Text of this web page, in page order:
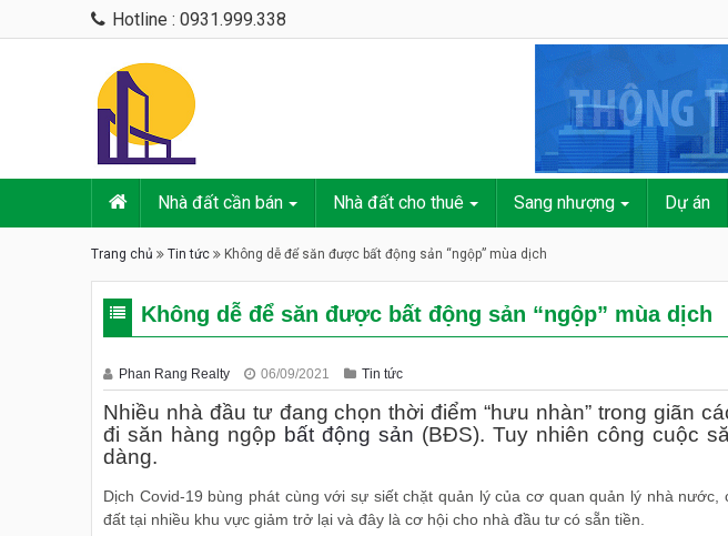
Hotline : 0931.999.338
Nhà đất cần bán Nhà đất cho thuê Sang nhượng Dự án
Trang chủ Tin tức Không dễ để săn được bất động sản “ngộp” mùa dịch
Không dễ để săn được bất động sản “ngộp” mùa dịch
Phan Rang Realty 06/09/2021 Tin tức
Nhiều nhà đầu tư đang chọn thời điểm “hưu nhàn” trong giãn
đi săn hàng ngộp bất động sản (BĐS). Tuy nhiên công cuộc
dàng.
Dịch Covid-19 bùng phát cùng với sự siết chặt quản lý của cơ quan quản lý nhà nước,
đất tại nhiều khu vực giảm trở lại và đây là cơ hội cho nhà đầu tư có sẵn tiền.